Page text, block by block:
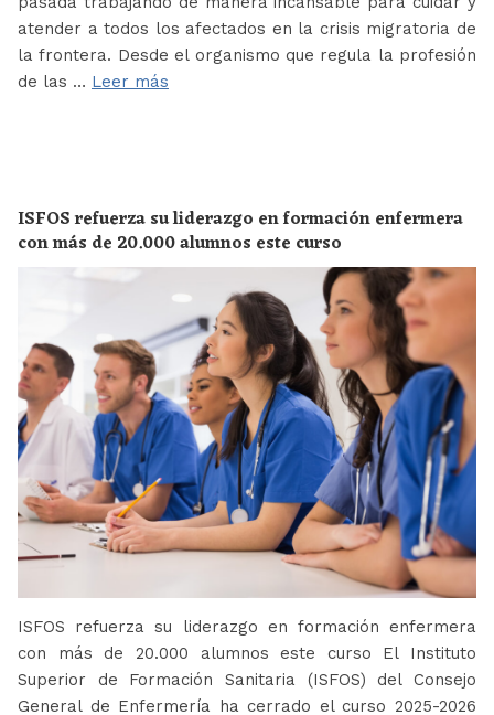
atender a todos los afectados en la crisis migratoria de
la frontera. Desde el organismo que regula la profesión
de las … Leer más
ISFOS refuerza su liderazgo en formación enfermera
con más de 20.000 alumnos este curso
ISFOS refuerza su liderazgo en formación enfermera
con más de 20.000 alumnos este curso El Instituto
Superior de Formación Sanitaria (ISFOS) del Consejo
General de Enfermería ha cerrado el curso 2025-2026